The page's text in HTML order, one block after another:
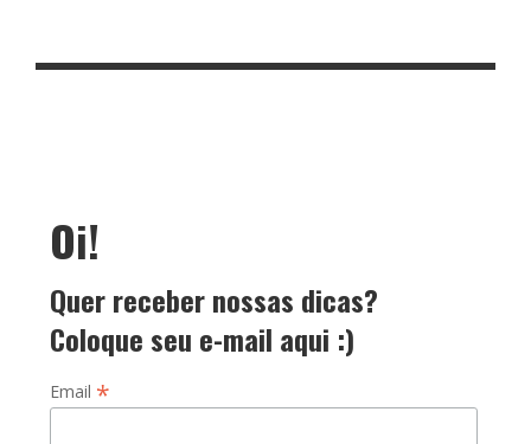
Oi!
Quer receber nossas dicas?
Coloque seu e-mail aqui :)
Email *